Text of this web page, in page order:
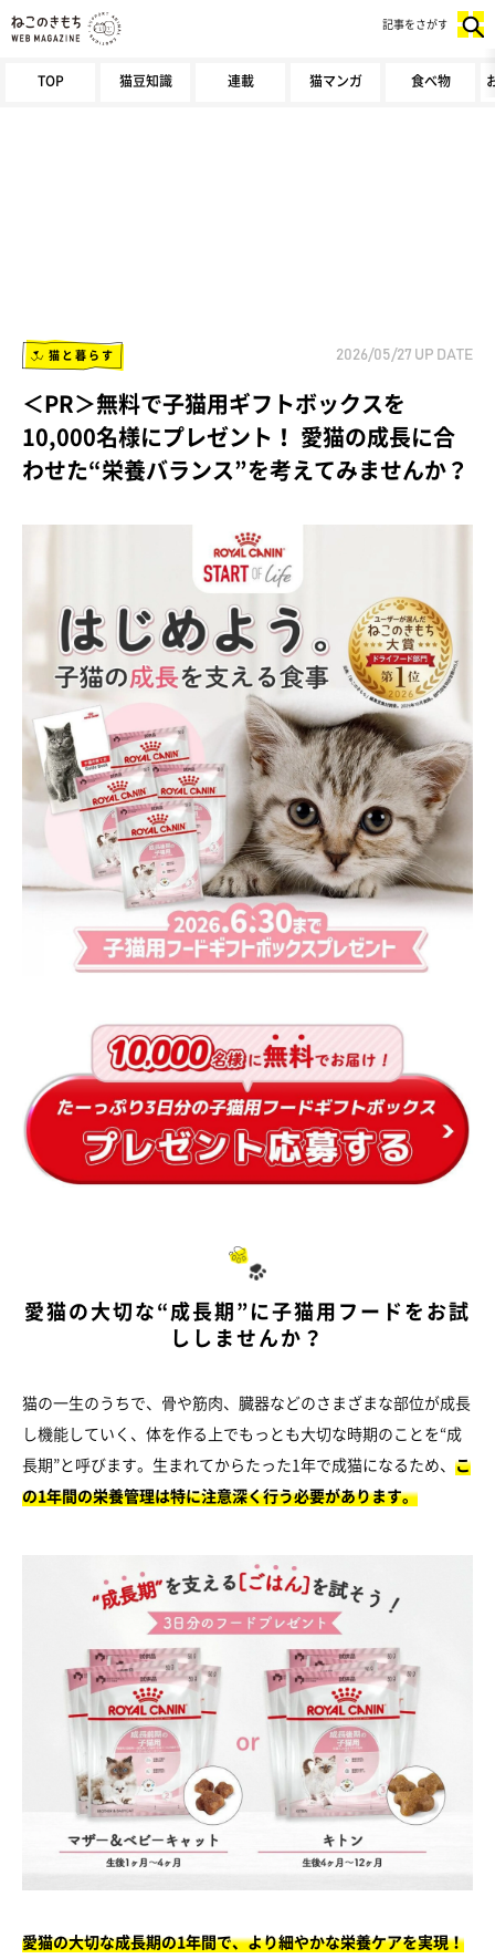
TOP 猫豆知識 連載 猫マンガ 食べ物
記事をさがす
猫と暮らす 2026/05/27 UP DATE
＜PR＞無料で子猫用ギフトボックスを
10,000名様にプレゼント！ 愛猫の成長に合
わせた“栄養バランス”を考えてみませんか？
愛猫の大切な“成長期”に子猫用フードをお試
ししませんか？
猫の一生のうちで、骨や筋肉、臓器などのさまざまな部位が成長
し機能していく、体を作る上でもっとも大切な時期のことを“成
長期”と呼びます。生まれてからたった1年で成猫になるため、 こ
の1年間の栄養管理は特に注意深く行う必要があります。
愛猫の大切な成長期の1年間で、より細やかな栄養ケアを実現！